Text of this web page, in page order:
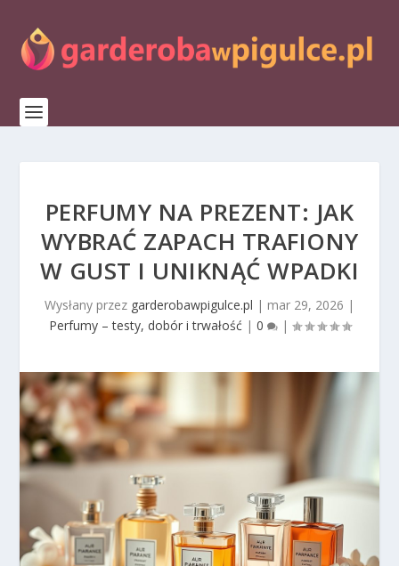
PERFUMY NA PREZENT: JAK
WYBRAĆ ZAPACH TRAFIONY
W GUST I UNIKNĄĆ WPADKI
Wysłany przez garderobawpigulce.pl | mar 29, 2026 |
Perfumy – testy, dobór i trwałość | 0 |